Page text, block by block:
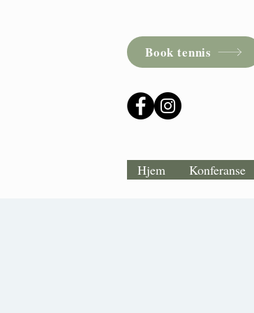
Book tennis
Hjem Konferanse